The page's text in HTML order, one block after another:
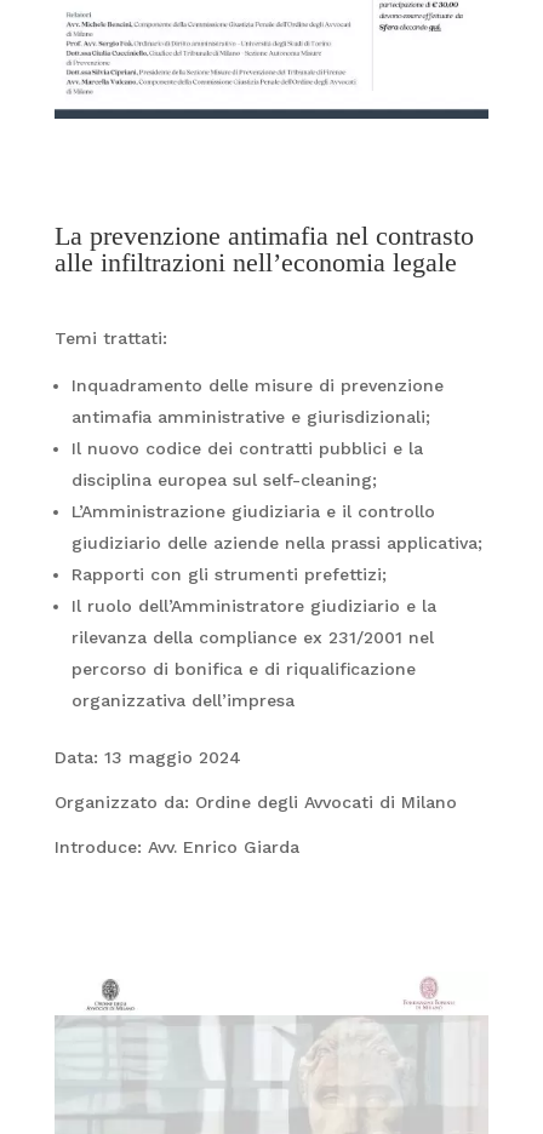
La prevenzione antimafia nel contrasto
alle infiltrazioni nell’economia legale
Temi trattati:
Inquadramento delle misure di prevenzione
antimafia amministrative e giurisdizionali;
Il nuovo codice dei contratti pubblici e la
disciplina europea sul self-cleaning;
L’Amministrazione giudiziaria e il controllo
giudiziario delle aziende nella prassi applicativa;
Rapporti con gli strumenti prefettizi;
Il ruolo dell’Amministratore giudiziario e la
rilevanza della compliance ex 231/2001 nel
percorso di bonifica e di riqualificazione
organizzativa dell’impresa
Data: 13 maggio 2024
Organizzato da: Ordine degli Avvocati di Milano
Introduce: Avv. Enrico Giarda